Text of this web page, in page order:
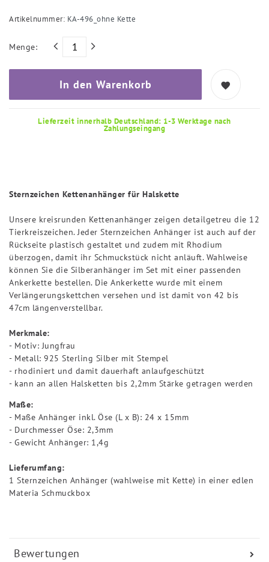
Artikelnummer: KA-496_ohne Kette
Menge:
In den Warenkorb
Lieferzeit innerhalb Deutschland: 1-3 Werktage nach
Zahlungseingang
Bewertungen
Sternzeichen Kettenanhänger für Halskette
Unsere kreisrunden Kettenanhänger zeigen detailgetreu die 12
Tierkreiszeichen. Jeder Sternzeichen Anhänger ist auch auf der
Rückseite plastisch gestaltet und zudem mit Rhodium
überzogen, damit ihr Schmuckstück nicht anläuft. Wahlweise
können Sie die Silberanhänger im Set mit einer passenden
Ankerkette bestellen. Die Ankerkette wurde mit einem
Verlängerungskettchen versehen und ist damit von 42 bis
47cm längenverstellbar.
Merkmale:
- Motiv: Jungfrau
- Metall: 925 Sterling Silber mit Stempel
- rhodiniert und damit dauerhaft anlaufgeschützt
- kann an allen Halsketten bis 2,2mm Stärke getragen werden
Maße:
- Maße Anhänger inkl. Öse (L x B): 24 x 15mm
- Durchmesser Öse: 2,3mm
- Gewicht Anhänger: 1,4g
Lieferumfang:
1 Sternzeichen Anhänger (wahlweise mit Kette) in einer edlen
Materia Schmuckbox